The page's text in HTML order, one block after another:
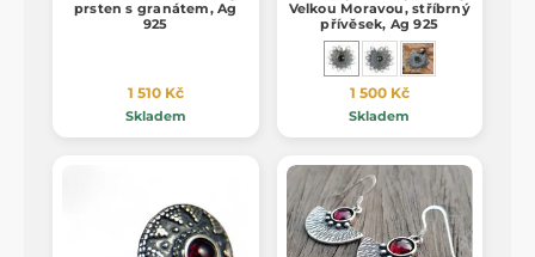
prsten s granátem, Ag
925
1 510 Kč
Skladem
Velkou Moravou, stříbrný
přívěsek, Ag 925
1 500 Kč
Skladem